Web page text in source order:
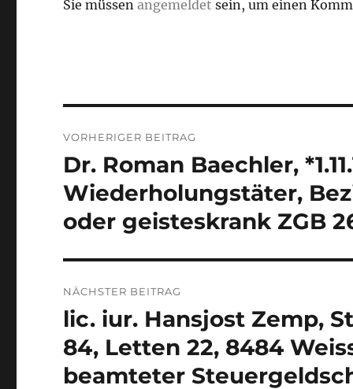
Sie müssenangemeldet sein, um einen
Navigation
VORHERIGER BEITRAG
Vorheriger
Beitrag:
Dr. Roman Baechler,
Wiederholungstäter,
oder geisteskrank ZGB
NÄCHSTER BEITRAG
Nächster
Beitrag:
lic. iur. Hansjost Zemp,
84, Letten 22, 8484
beamteter